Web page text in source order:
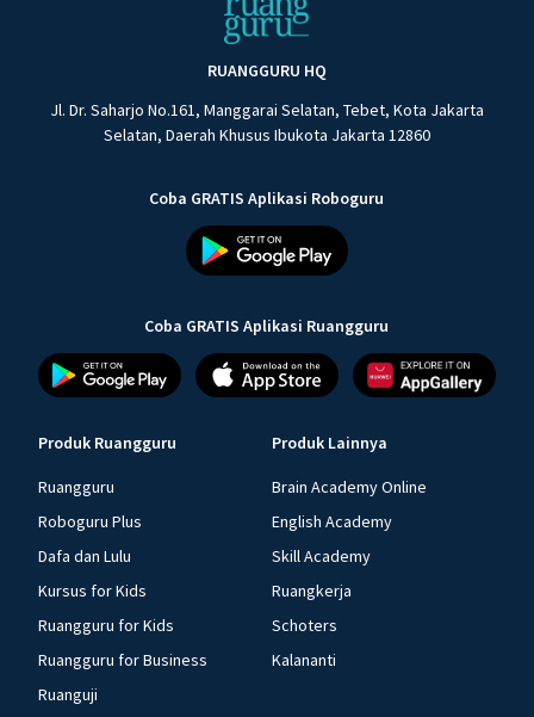
RUANGGURU HQ
Jl. Dr. Saharjo No.161, Manggarai Selatan, Tebet, Kota Jakarta
Selatan, Daerah Khusus Ibukota Jakarta 12860
Coba GRATIS Aplikasi Roboguru
Coba GRATIS Aplikasi Ruangguru
Produk Ruangguru
Ruangguru
Roboguru Plus
Dafa dan Lulu
Kursus for Kids
Ruangguru for Kids
Ruangguru for Business
Ruanguji
Produk Lainnya
Brain Academy Online
English Academy
Skill Academy
Ruangkerja
Schoters
Kalananti